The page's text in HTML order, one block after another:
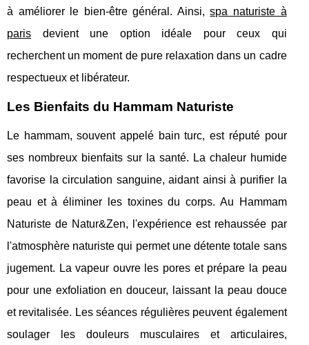
à améliorer le bien-être général. Ainsi,spa naturiste à
paris devient une option idéale pour ceux qui
recherchent un moment de pure relaxation dans un cadre
respectueux et libérateur.
Les Bienfaits du Hammam Naturiste
Le hammam, souvent appelé bain turc, est réputé pour
ses nombreux bienfaits sur la santé. La chaleur humide
favorise la circulation sanguine, aidant ainsi à purifier la
peau et à éliminer les toxines du corps. Au Hammam
Naturiste de Natur&Zen, l'expérience est rehaussée par
l'atmosphère naturiste qui permet une détente totale sans
jugement. La vapeur ouvre les pores et prépare la peau
pour une exfoliation en douceur, laissant la peau douce
et revitalisée. Les séances régulières peuvent également
soulager les douleurs musculaires et articulaires,